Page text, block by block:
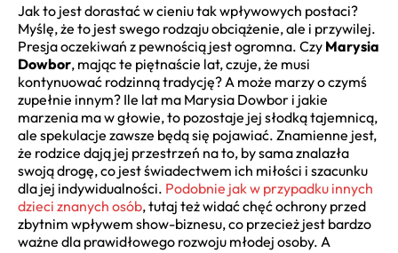
Jak to jest dorastać w cieniu tak wpływowych postaci?
Myślę, że to jest swego rodzaju obciążenie, ale i przywilej.
Presja oczekiwań z pewnością jest ogromna. Czy Marysia
Dowbor, mając te piętnaście lat, czuje, że musi
kontynuować rodzinną tradycję? A może marzy o czymś
zupełnie innym? Ile lat ma Marysia Dowbor i jakie
marzenia ma w głowie, to pozostaje jej słodką tajemnicą,
ale spekulacje zawsze będą się pojawiać. Znamienne jest,
że rodzice dają jej przestrzeń na to, by sama znalazła
swoją drogę, co jest świadectwem ich miłości i szacunku
dla jej indywidualności. Podobnie jak w przypadku innych
dzieci znanych osób, tutaj też widać chęć ochrony przed
zbytnim wpływem show-biznesu, co przecież jest bardzo
ważne dla prawidłowego rozwoju młodej osoby. A